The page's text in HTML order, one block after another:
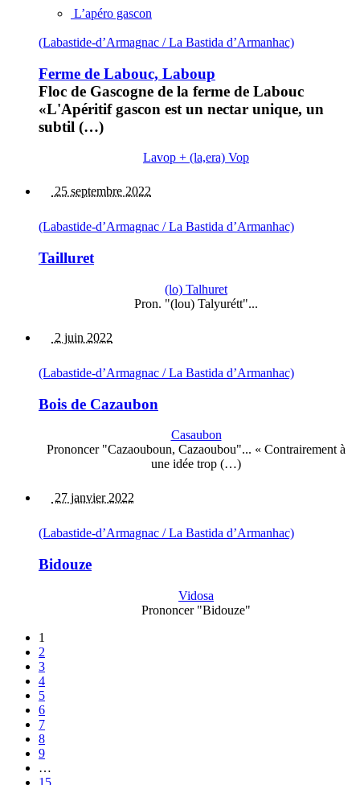
L’apéro gascon
(Labastide-d’Armagnac / La Bastida d’Armanhac)
Ferme de Labouc, Laboup
Floc de Gascogne de la ferme de Labouc
«L'Apéritif gascon est un nectar unique, un
subtil (…)
Lavop + (la,era) Vop
25 septembre 2022
(Labastide-d’Armagnac / La Bastida d’Armanhac)
Tailluret
(lo) Talhuret
Pron. "(lou) Talyurétt"...
2 juin 2022
(Labastide-d’Armagnac / La Bastida d’Armanhac)
Bois de Cazaubon
Casaubon
Prononcer "Cazaouboun, Cazaoubou"... « Contrairement à
une idée trop (…)
27 janvier 2022
(Labastide-d’Armagnac / La Bastida d’Armanhac)
Bidouze
Vidosa
Prononcer "Bidouze"
1
2
3
4
5
6
7
8
9
…
15